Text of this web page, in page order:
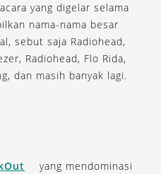
yang digelar selama
nama-nama besar
sebut saja Radiohead,
Radiohead, Flo Rida,
dan masih banyak lagi.
yang mendominasi